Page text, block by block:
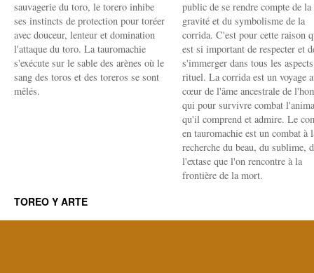
sauvagerie du toro, le torero inhibe
ses instincts de protection pour toréer
avec douceur, lenteur et domination
l'attaque du toro. La tauromachie
s'exécute sur le sable des arènes où le
sang des toros et des toreros se sont
mêlés.
public de se rendre compte de la
gravité et du symbolisme de la
corrida. C'est pour cette raison
est si important de respecter et
s'immerger dans tous les
rituel. La corrida est un voyage
cœur de l'âme ancestrale de
qui pour survivre combat
qu'il comprend et admire. Le
en tauromachie est un combat à
recherche du beau, du sublime,
l'extase que l'on rencontre à la
frontière de la mort.
TOREO Y ARTE